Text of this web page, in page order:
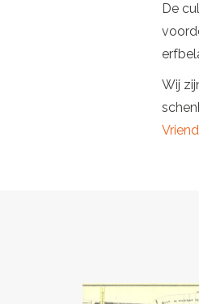
De
Wij